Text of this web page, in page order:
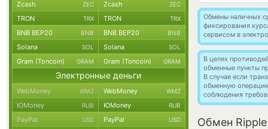
Обмены наличных
фиксирования
сервисом в
В целях
обменные пункты
В случае если
обменную
соблюдения
Обмен
Zcash ZEC Zcash ZEC
TRON TRX TRON TRX
BNB BEP20 BNB BNB BEP20 BNB
Solana SOL Solana SOL
Gram (Toncoin) GRAM Gram (Toncoin) GRAM
Электронные деньги
WebMoney WMZ WebMoney WMZ
ЮMoney RUB ЮMoney RUB
PayPal USD PayPal USD